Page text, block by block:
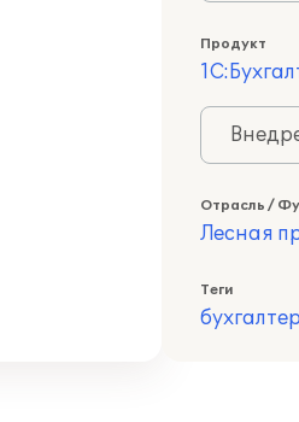
Продукт
Отрасль /
Лесная
Теги